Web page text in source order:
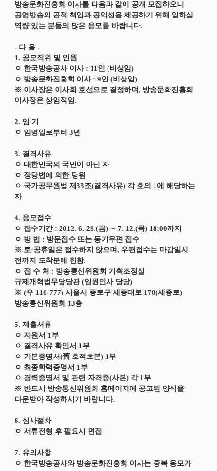
방송문화진흥회 이사를 다음과 같이 공개 모집하오니
공영방송의 공적 책임과 공익성을 제공하기 위해 일하실
역량 있는 분들의 많은 응모를 바랍니다.
- 다 음 -
1. 공모직위 및 인원
ㅇ 한국방송공사 이사 : 11인 (비상임)
ㅇ 방송문화진흥회 이사 : 9인 (비상임)
※ 이사장은 이사회 호선으로 결정하며, 방송문화진흥회
이사장은 상임직임.
2. 임 기
ㅇ 임명일로부터 3년
3. 결격사유
ㅇ 대한민국의 국민이 아닌 자
ㅇ 정당법에 의한 당원
ㅇ 국가공무원법 제33조(결격사유) 각 호의 1에 해당하는
자
4. 응모접수
ㅇ 접수기간 : 2012. 6. 29.(금) ∼ 7. 12.(목) 18:00까지
ㅇ 방 법 : 방문접수 또는 등기우편 접수
※ 토·공휴일은 접수하지 않으며, 우편접수는 마감일시
전까지 도착분에 한함.
ㅇ 접 수 처 : 방송통신위원회 기획조정실
규제개혁법무담당관 (임원인사 담당)
※ (우 110-777) 서울시 종로구 세종대로 178(세종로)
방송통신위원회 13층
5. 제출서류
ㅇ 지원서 1부
ㅇ 결격사유 확인서 1부
ㅇ 기본증명서(舊 호적초본) 1부
ㅇ 최종학력증명서 1부
ㅇ 경력증명서 및 관련 자격증(사본) 각 1부
※ 반드시 방송통신위원회 홈페이지에 공고된 양식을
다운받아 작성하시기 바랍니다.
6. 심사절차
ㅇ 서류전형 후 필요시 면접
7. 유의사항
ㅇ 한국방송공사와 방송문화진흥회 이사는 중복 응모가